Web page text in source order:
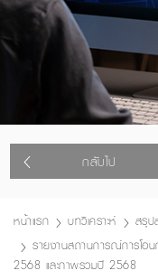
กลับไป
หน้าแรก บทวิเคราะห์
สรุ
รายงานสถานการณ์การโอ
2568 และภาพรวมปี 2568